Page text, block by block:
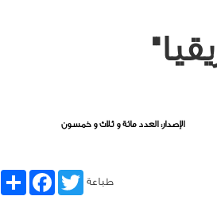
الإصدار: العدد مائة و ثلاث و خمسون
ShareFacebookTwitter طباعة